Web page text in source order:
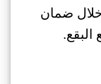
ضمان